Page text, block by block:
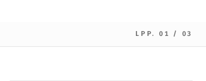
LPP. 01 / 03